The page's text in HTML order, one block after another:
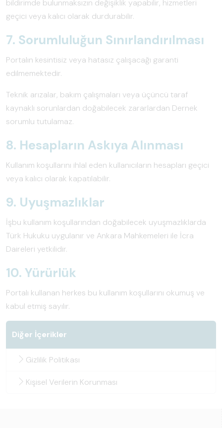
bildirimde bulunmaksızın değişiklik yapabilir, hizmetleri
geçici veya kalıcı olarak durdurabilir.
7. Sorumluluğun Sınırlandırılması
Portalın kesintisiz veya hatasız çalışacağı garanti
edilmemektedir.
Teknik arızalar, bakım çalışmaları veya üçüncü taraf
kaynaklı sorunlardan doğabilecek zararlardan Dernek
sorumlu tutulamaz.
8. Hesapların Askıya Alınması
Kullanım koşullarını ihlal eden kullanıcıların hesapları geçici
veya kalıcı olarak kapatılabilir.
9. Uyuşmazlıklar
İşbu kullanım koşullarından doğabilecek uyuşmazlıklarda
Türk Hukuku uygulanır ve Ankara Mahkemeleri ile İcra
Daireleri yetkilidir.
10. Yürürlük
Portalı kullanan herkes bu kullanım koşullarını okumuş ve
kabul etmiş sayılır.
Diğer İçerikler
Gizlilik Politikası
Kişisel Verilerin Korunması